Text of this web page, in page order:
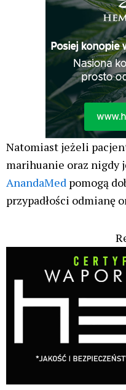
Natomiast jeżeli
marihuanie oraz nigdy
AnandaMed pomogą
przypadłości odmianę